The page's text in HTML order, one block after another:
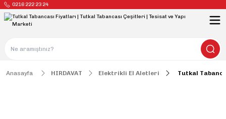
0216 222 23 24
Anasayfa HIRDAVAT Elektrikli El Aletleri Tutkal